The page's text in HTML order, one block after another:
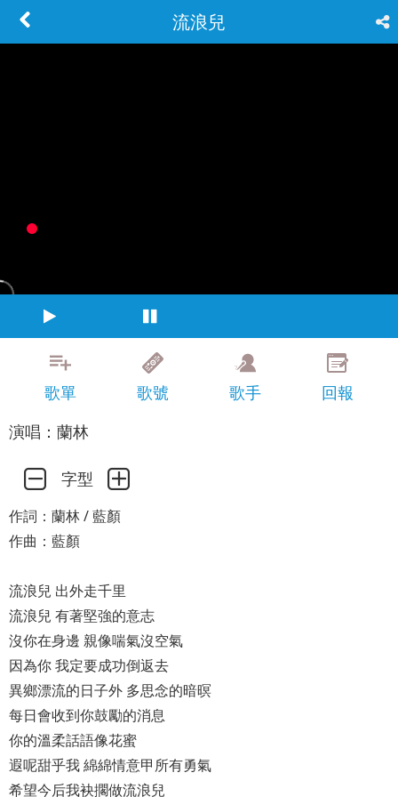
流浪兒
歌單 歌號 歌手
回報
演唱：蘭林
字型
作詞：蘭林 / 藍顏
作曲：藍顏
流浪兒 出外走千里
流浪兒 有著堅強的意志
沒你在身邊 親像喘氣沒空氣
因為你 我定要成功倒返去
異鄉漂流的日子外 多思念的暗暝
每日會收到你鼓勵的消息
你的溫柔話語像花蜜
遐呢甜乎我 綿綿情意甲所有勇氣
希望今后我袂擱做流浪兒